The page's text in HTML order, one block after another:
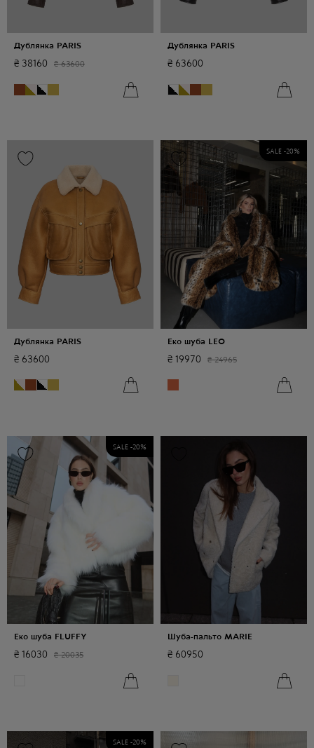
Дублянка PARIS
₴ 38160 ₴ 63600
Дублянка PARIS
₴ 63600
Дублянка PARIS
₴ 63600
Еко шуба LEO
₴ 19970 ₴ 24965
SALE -20 %
Еко шуба FLUFFY
₴ 16030 ₴ 20035
SALE -20 %
Шуба-пальто MARIE
₴ 60950
SALE -20 %